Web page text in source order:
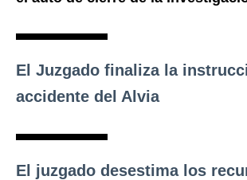
El Juzgado finaliza la
accidente del Alvia
El juzgado desestima los